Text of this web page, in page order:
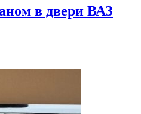
в двери ВАЗ